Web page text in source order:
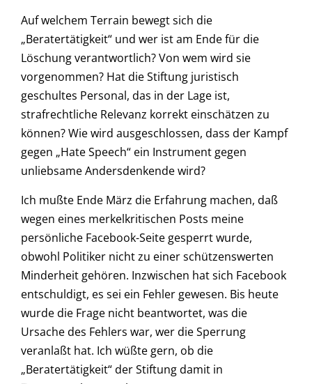
Auf welchem Terrain bewegt sich die
„Beratertätigkeit“ und wer ist am Ende für die
Löschung verantwortlich? Von wem wird sie
vorgenommen? Hat die Stiftung juristisch
geschultes Personal, das in der Lage ist,
strafrechtliche Relevanz korrekt einschätzen zu
können? Wie wird ausgeschlossen, dass der Kampf
gegen „Hate Speech“ ein Instrument gegen
unliebsame Andersdenkende wird?
Ich mußte Ende März die Erfahrung machen, daß
wegen eines merkelkritischen Posts meine
persönliche Facebook-Seite gesperrt wurde,
obwohl Politiker nicht zu einer schützenswerten
Minderheit gehören. Inzwischen hat sich Facebook
entschuldigt, es sei ein Fehler gewesen. Bis heute
wurde die Frage nicht beantwortet, was die
Ursache des Fehlers war, wer die Sperrung
veranlaßt hat. Ich wüßte gern, ob die
„Beratertätigkeit“ der Stiftung damit in